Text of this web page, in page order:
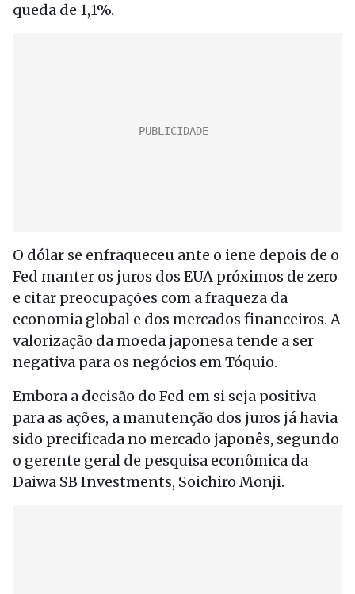
queda de 1,1%.
O dólar se enfraqueceu ante o iene depois de o
Fed manter os juros dos EUA próximos de zero
e citar preocupações com a fraqueza da
economia global e dos mercados financeiros. A
valorização da moeda japonesa tende a ser
negativa para os negócios em Tóquio.
Embora a decisão do Fed em si seja positiva
para as ações, a manutenção dos juros já havia
sido precificada no mercado japonês, segundo
o gerente geral de pesquisa econômica da
Daiwa SB Investments, Soichiro Monji.